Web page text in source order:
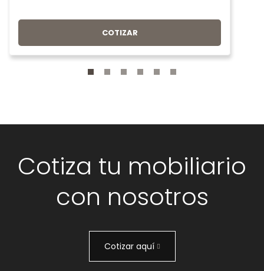
COTIZAR
Cotiza tu mobiliario
con nosotros
Cotizar aquí